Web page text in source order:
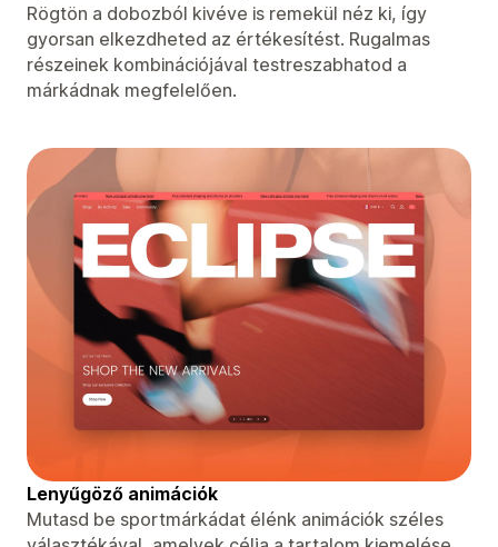
Rögtön a dobozból kivéve is remekül néz ki, így
gyorsan elkezdheted az értékesítést. Rugalmas
részeinek kombinációjával testreszabhatod a
márkádnak megfelelően.
Lenyűgöző animációk
Mutasd be sportmárkádat élénk animációk széles